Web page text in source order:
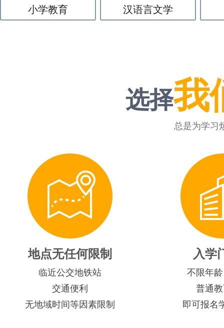
小学教育 汉语言文学
选择我
总是为学习
地点无任何限制
临近公交地铁站
交通便利
无地域时间等因素限制
入学
不限年
普通
即可报名